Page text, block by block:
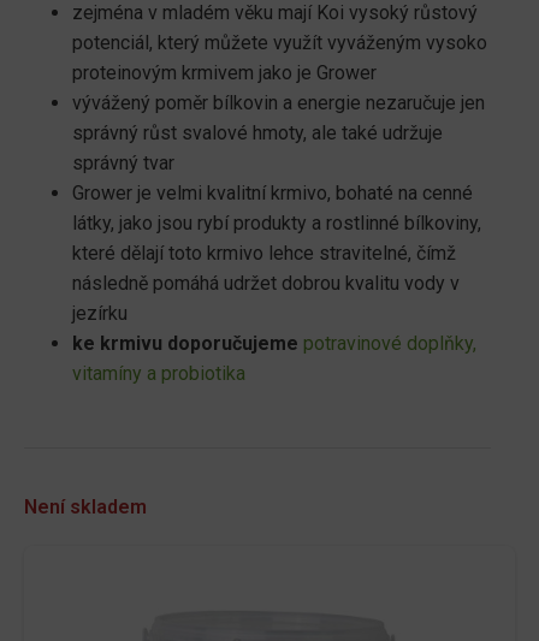
zejména v mladém věku mají Koi vysoký růstový
potenciál, který můžete využít vyváženým vysoko
proteinovým krmivem jako je Grower
vývážený poměr bílkovin a energie nezaručuje jen
správný růst svalové hmoty, ale také udržuje
správný tvar
Grower je velmi kvalitní krmivo, bohaté na cenné
látky, jako jsou rybí produkty a rostlinné bílkoviny,
které dělají toto krmivo lehce stravitelné, čímž
následně pomáhá udržet dobrou kvalitu vody v
jezírku
ke krmivu doporučujeme potravinové doplňky,
vitamíny a probiotika
Není skladem